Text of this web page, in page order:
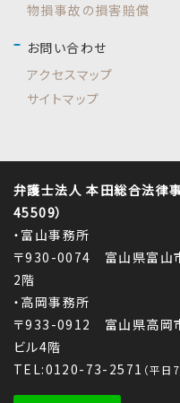
物損事故の損害賠償
お問い合わせ
アクセスマップ
サイトマップ
弁護士法人 本田総合法律
45509）
・富山事務所
〒930-0074 富山県富山
2階
・高岡事務所
〒933-0912 富山県高岡
ビル4階
TEL:0120-73-2571 （平